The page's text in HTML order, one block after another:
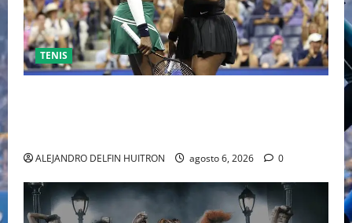
TENIS
ALEJANDRO DELFIN HUITRON agosto 6, 2026 0